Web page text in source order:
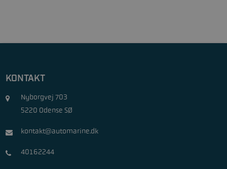
KONTAKT
Nyborgvej 703
5220 Odense SØ
kontakt@automarine.dk
40162244